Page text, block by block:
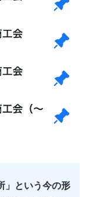
」という今の形